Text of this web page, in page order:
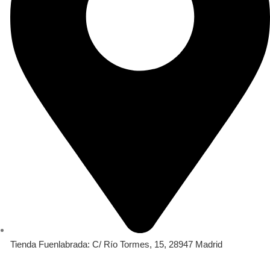
Tienda Fuenlabrada: C/ Río Tormes, 15, 28947 Madrid